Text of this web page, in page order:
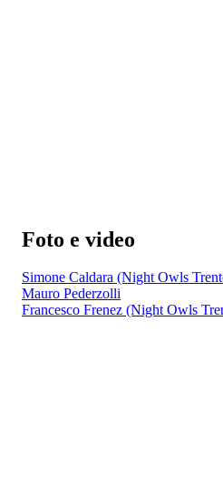
Foto e video
Simone Caldara (Night Owls
Mauro Pederzolli
Francesco Frenez (Night Owls